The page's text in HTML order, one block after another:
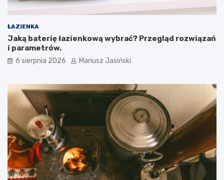
ŁAZIENKA
Jaką baterię łazienkową wybrać? Przegląd rozwiązań
i parametrów.
6 sierpnia 2026 Mariusz Jasiński